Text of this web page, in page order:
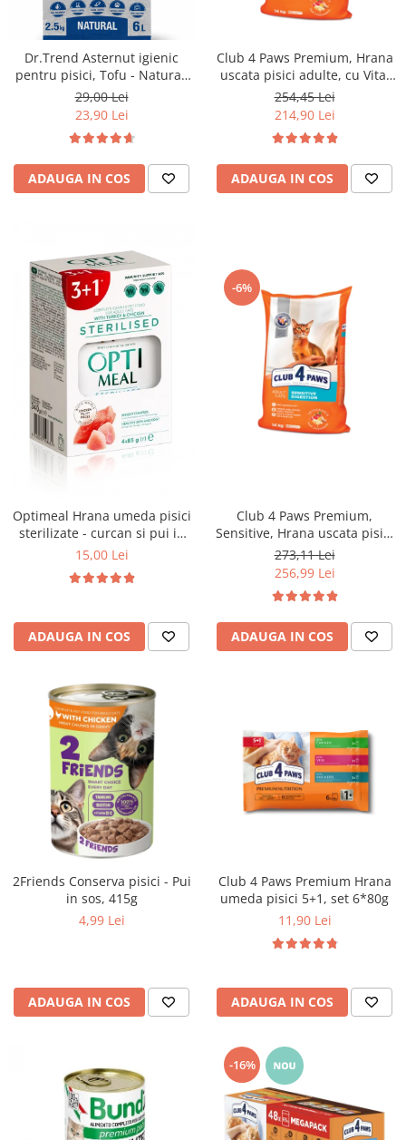
Dr.Trend Asternut igienic
pentru pisici, Tofu - Natural,
6L/2.5kg
29,00 Lei
23,90 Lei
ADAUGA IN COS
Club 4 Paws Premium, Hrana
uscata pisici adulte, cu Vita,
14kg
254,45 Lei
214,90 Lei
ADAUGA IN COS
Optimeal Hrana umeda pisici
sterilizate - curcan si pui in
sos, set 3+1, 4*0,085kg
15,00 Lei
ADAUGA IN COS
-6%
Club 4 Paws Premium,
Sensitive, Hrana uscata pisici
adulte, 14kg
273,11 Lei
256,99 Lei
ADAUGA IN COS
2Friends Conserva pisici - Pui
in sos, 415g
4,99 Lei
ADAUGA IN COS
Club 4 Paws Premium Hrana
umeda pisici 5+1, set 6*80g
11,90 Lei
ADAUGA IN COS
-16%